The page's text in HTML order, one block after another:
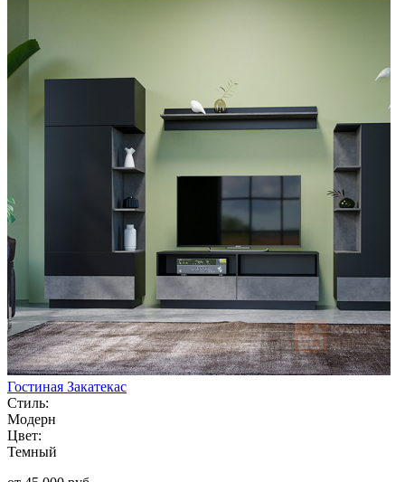
Гостиная Закатекас
Стиль:
Модерн
Цвет:
Темный